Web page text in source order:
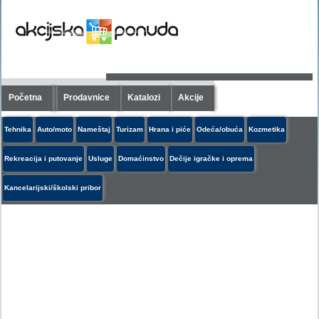
Početna Prodavnice Katalozi Akcije
Tehnika Auto/moto Nameštaj Turizam Hrana i piće Odeća/obuća Kozmetika
Rekreacija i putovanje Usluge Domaćinstvo Dečije igračke i oprema
Kancelarijski/školski pribor